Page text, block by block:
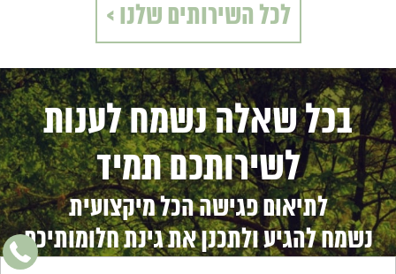
לכל השירותים שלנו >
בכל שאלה נשמח לענות
לשירותכם תמיד
לתיאום פגישה הכל מיקצועית
נשמח להגיע ולתכנן את גינת חלומותיכם